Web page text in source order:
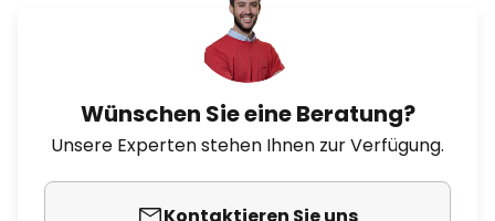
Wünschen Sie eine Beratung?
Unsere Experten stehen Ihnen zur Verfügung.